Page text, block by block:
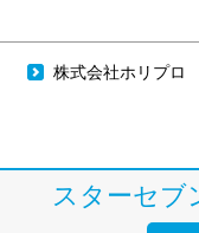
株式会社ホリプロ
スターセブ